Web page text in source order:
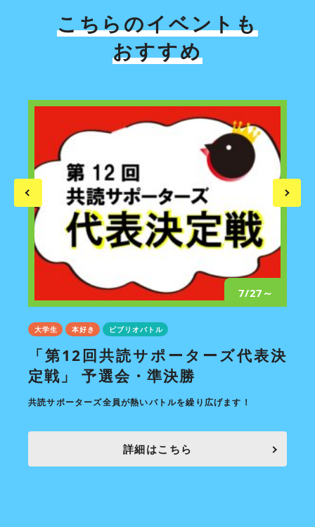
こちらのイベントも
おすすめ
7/27～
大学生 本好き ビブリオバトル
「第12回共読サポーターズ代表決
定戦」 予選会・準決勝
共読サポーターズ全員が熱いバトルを繰り広げます！
詳細はこちら